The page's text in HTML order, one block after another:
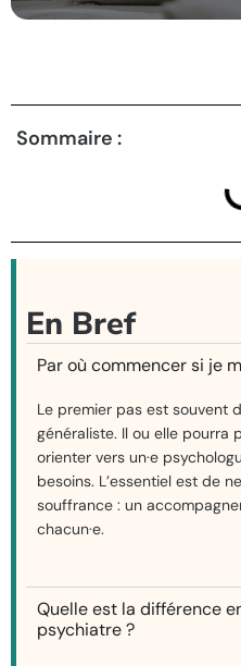
Sommaire :
En Bref
Par où commencer si je
Le premier pas est souvent
généraliste. Il ou elle pourra
orienter vers un·e
besoins. L’essentiel est de
souffrance : un
chacun·e.
Quelle est la différence
psychiatre ?